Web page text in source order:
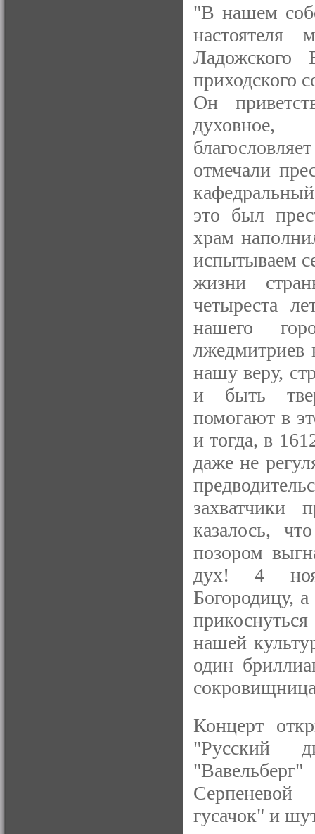
"В нашем
настоятеля
Ладожского
приходского
Он
духовное,
отмечали
это был
храм
испытываем
жизни
четыреста
нашего
лжедмитриев
нашу веру,
и быть
помогают в
и тогда, в
даже не
захватчики
казалось,
позором
дух! 4
Богородицу,
нашей
один
Концерт
"Русский
гусачок" и